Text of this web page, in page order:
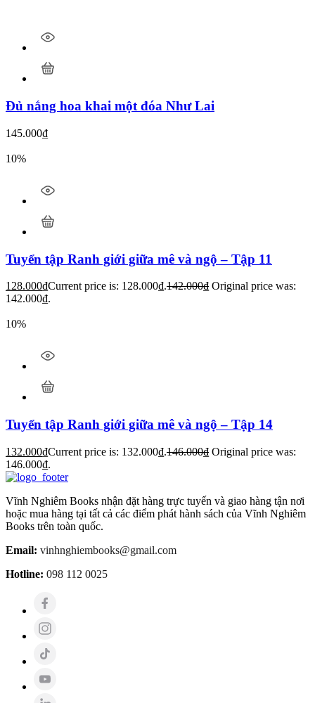
Đủ nắng hoa khai một đóa Như Lai
145.000₫
10%
Tuyển tập Ranh giới giữa mê và ngộ – Tập 11
128.000₫Current price is: 128.000₫.142.000₫ Original price was:
142.000₫.
10%
Tuyển tập Ranh giới giữa mê và ngộ – Tập 14
132.000₫Current price is: 132.000₫.146.000₫ Original price was:
146.000₫.
Vĩnh Nghiêm Books nhận đặt hàng trực tuyến và giao hàng tận nơi
hoặc mua hàng tại tất cả các điểm phát hành sách của Vĩnh Nghiêm
Books trên toàn quốc.
Email: vinhnghiembooks@gmail.com
Hotline: 098 112 0025